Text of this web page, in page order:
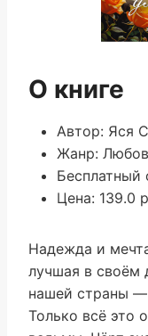
О книге
Автор: Яся
Жанр:
Бесплатный
Цена: 139.0
Надежда и
лучшая в своём
нашей страны —
Только всё это